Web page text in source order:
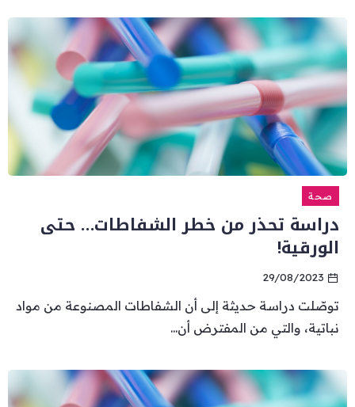
صحة
دراسة تحذر من خطر الشفاطات… حتى
الورقية!
29/08/2023
توصّلت دراسة حديثة إلى أن الشفاطات المصنوعة من مواد
نباتية، والتي من المفترض أن...